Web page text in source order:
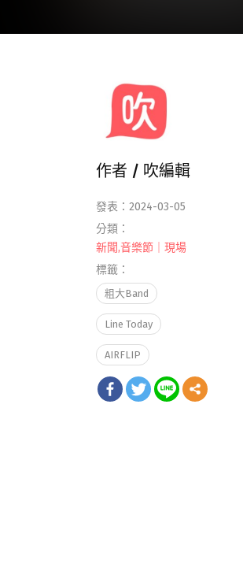
作者 / 吹編輯
發表：2024-03-05
分類：
新聞,音樂節｜現場
標籤：
粗大Band
Line Today
AIRFLIP